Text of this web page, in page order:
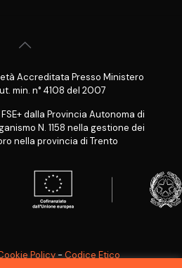
Accreditata Presso Ministero
min. n° 4108 del 2007
dalla Provincia Autonoma di
N. 1158 nella gestione dei
nella provincia di Trento
Policy-Codice Etico